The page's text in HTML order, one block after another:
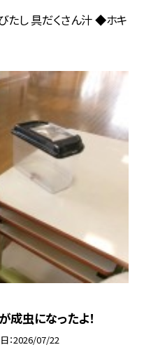
たし 具だくさん汁 ◆ホキ
成虫になったよ！
2026/07/22